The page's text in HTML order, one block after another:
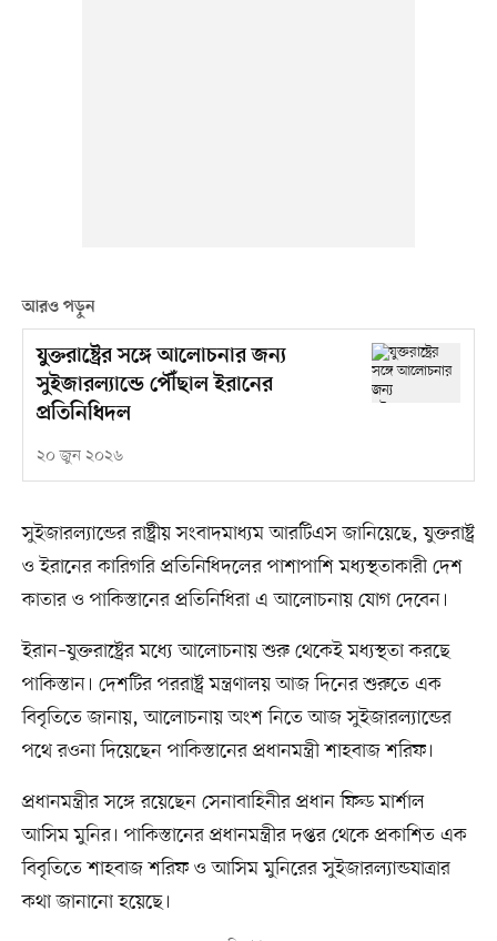
আরও পড়ুন
যুক্তরাষ্ট্রের সঙ্গে আলোচনার জন্য
সুইজারল্যান্ডে পৌঁছাল ইরানের
প্রতিনিধিদল
২০ জুন ২০২৬
সুইজারল্যান্ডের রাষ্ট্রীয় সংবাদমাধ্যম আরটিএস জানিয়েছে, যুক্তরাষ্ট্র
ও ইরানের কারিগরি প্রতিনিধিদলের পাশাপাশি মধ্যস্থতাকারী দেশ
কাতার ও পাকিস্তানের প্রতিনিধিরা এ আলোচনায় যোগ দেবেন।
ইরান–যুক্তরাষ্ট্রের মধ্যে আলোচনায় শুরু থেকেই মধ্যস্থতা করছে
পাকিস্তান। দেশটির পররাষ্ট্র মন্ত্রণালয় আজ দিনের শুরুতে এক
বিবৃতিতে জানায়, আলোচনায় অংশ নিতে আজ সুইজারল্যান্ডের
পথে রওনা দিয়েছেন পাকিস্তানের প্রধানমন্ত্রী শাহবাজ শরিফ।
প্রধানমন্ত্রীর সঙ্গে রয়েছেন সেনাবাহিনীর প্রধান ফিল্ড মার্শাল
আসিম মুনির। পাকিস্তানের প্রধানমন্ত্রীর দপ্তর থেকে প্রকাশিত এক
বিবৃতিতে শাহবাজ শরিফ ও আসিম মুনিরের সুইজারল্যান্ডযাত্রার
কথা জানানো হয়েছে।